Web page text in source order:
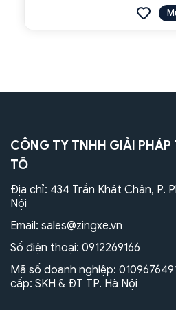
CÔNG TY TNHH GIẢI
TÔ
Địa chỉ: 434 Trần Khát Chân, P.
Nội
Email: sales@zingxe.vn
Số điện thoại: 0912269166
Mã số doanh nghiệp:
cấp: SKH & ĐT TP. Hà Nội